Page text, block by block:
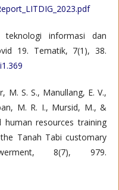
teknologi informasi dan
19. Tematik, 7(1), 38.
M. S. S., Manullang, E. V.,
M. R. I., Mursid, M., &
human resources training
Tanah Tabi customary
8(7), 979.